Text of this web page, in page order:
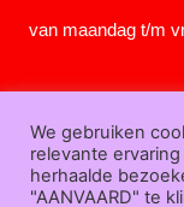
van maandag t/m
ons|
We gebruiken
relevante
herhaalde
"AANVAARD" te